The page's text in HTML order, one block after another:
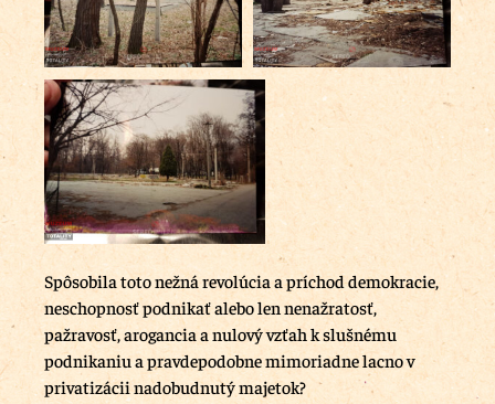
Spôsobila toto nežná revolúcia a príchod demokracie,
neschopnosť podnikať alebo len nenažratosť,
pažravosť, arogancia a nulový vzťah k slušnému
podnikaniu a pravdepodobne mimoriadne lacno v
privatizácii nadobudnutý majetok?